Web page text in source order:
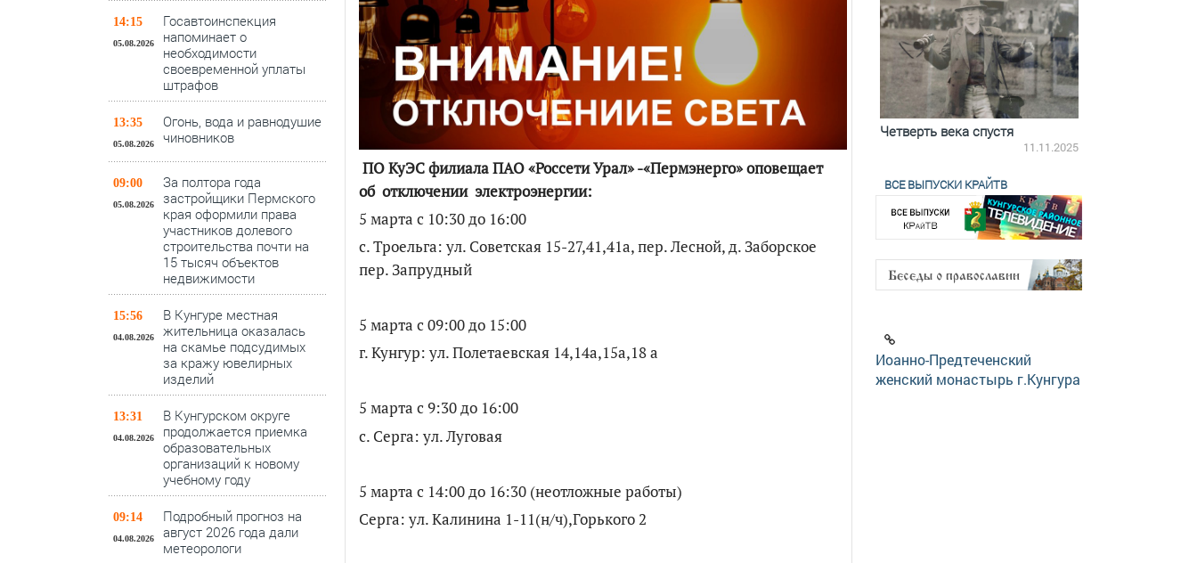
14:15
05.08.2026
Госавтоинспекция
напоминает о
необходимости
своевременной уплаты
штрафов
13:35
05.08.2026
Огонь, вода и равнодушие
чиновников
09:00
05.08.2026
За полтора года
застройщики Пермского
края оформили права
участников долевого
строительства почти на
15 тысяч объектов
недвижимости
15:56
04.08.2026
В Кунгуре местная
жительница оказалась
на скамье подсудимых
за кражу ювелирных
изделий
13:31
04.08.2026
В Кунгурском округе
продолжается приемка
образовательных
организаций к новому
учебному году
09:14
04.08.2026
Подробный прогноз на
август 2026 года дали
метеорологи
ПО КуЭС филиала ПАО «Россети Урал» -«Пермэнерго» оповещает
об отключении электроэнергии:
5 марта с 10:30 до 16:00
с. Троельга: ул. Советская 15-27,41,41а, пер. Лесной, д. Заборское
пер. Запрудный
5 марта с 09:00 до 15:00
г. Кунгур: ул. Полетаевская 14,14а,15а,18 а
5 марта с 9:30 до 16:00
с. Серга: ул. Луговая
5 марта с 14:00 до 16:30 (неотложные работы)
Серга: ул. Калинина 1-11(н/ч),Горького 2
По итогам первой пятилетки
18.12.2025
Четверть века спустя
11.11.2025
ВСЕ ВЫПУСКИ КРАЙТВ
Иоанно-Предтеченский
женский монастырь г.Кунгура